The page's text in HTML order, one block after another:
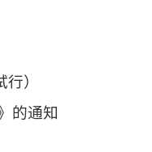
行）
的通知